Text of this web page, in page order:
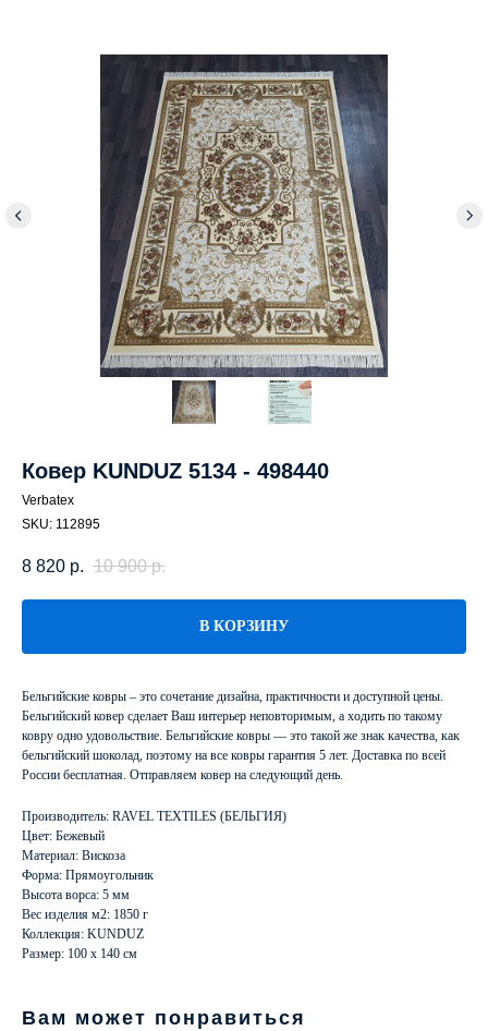
Ковер KUNDUZ 5134 - 498440
Verbatex
SKU: 112895
8 820 р. 10 900 р.
В КОРЗИНУ
Бельгийские ковры – это сочетание дизайна, практичности и доступной цены.
Бельгийский ковер сделает Ваш интерьер неповторимым, а ходить по такому
ковру одно удовольствие. Бельгийские ковры — это такой же знак качества, как
бельгийский шоколад, поэтому на все ковры гарантия 5 лет. Доставка по всей
России бесплатная. Отправляем ковер на следующий день.
Производитель: RAVEL TEXTILES (БЕЛЬГИЯ)
Цвет: Бежевый
Материал: Вискоза
Форма: Прямоугольник
Высота ворса: 5 мм
Вес изделия м2: 1850 г
Коллекция: KUNDUZ
Размер: 100 х 140 см
Вам может понравиться